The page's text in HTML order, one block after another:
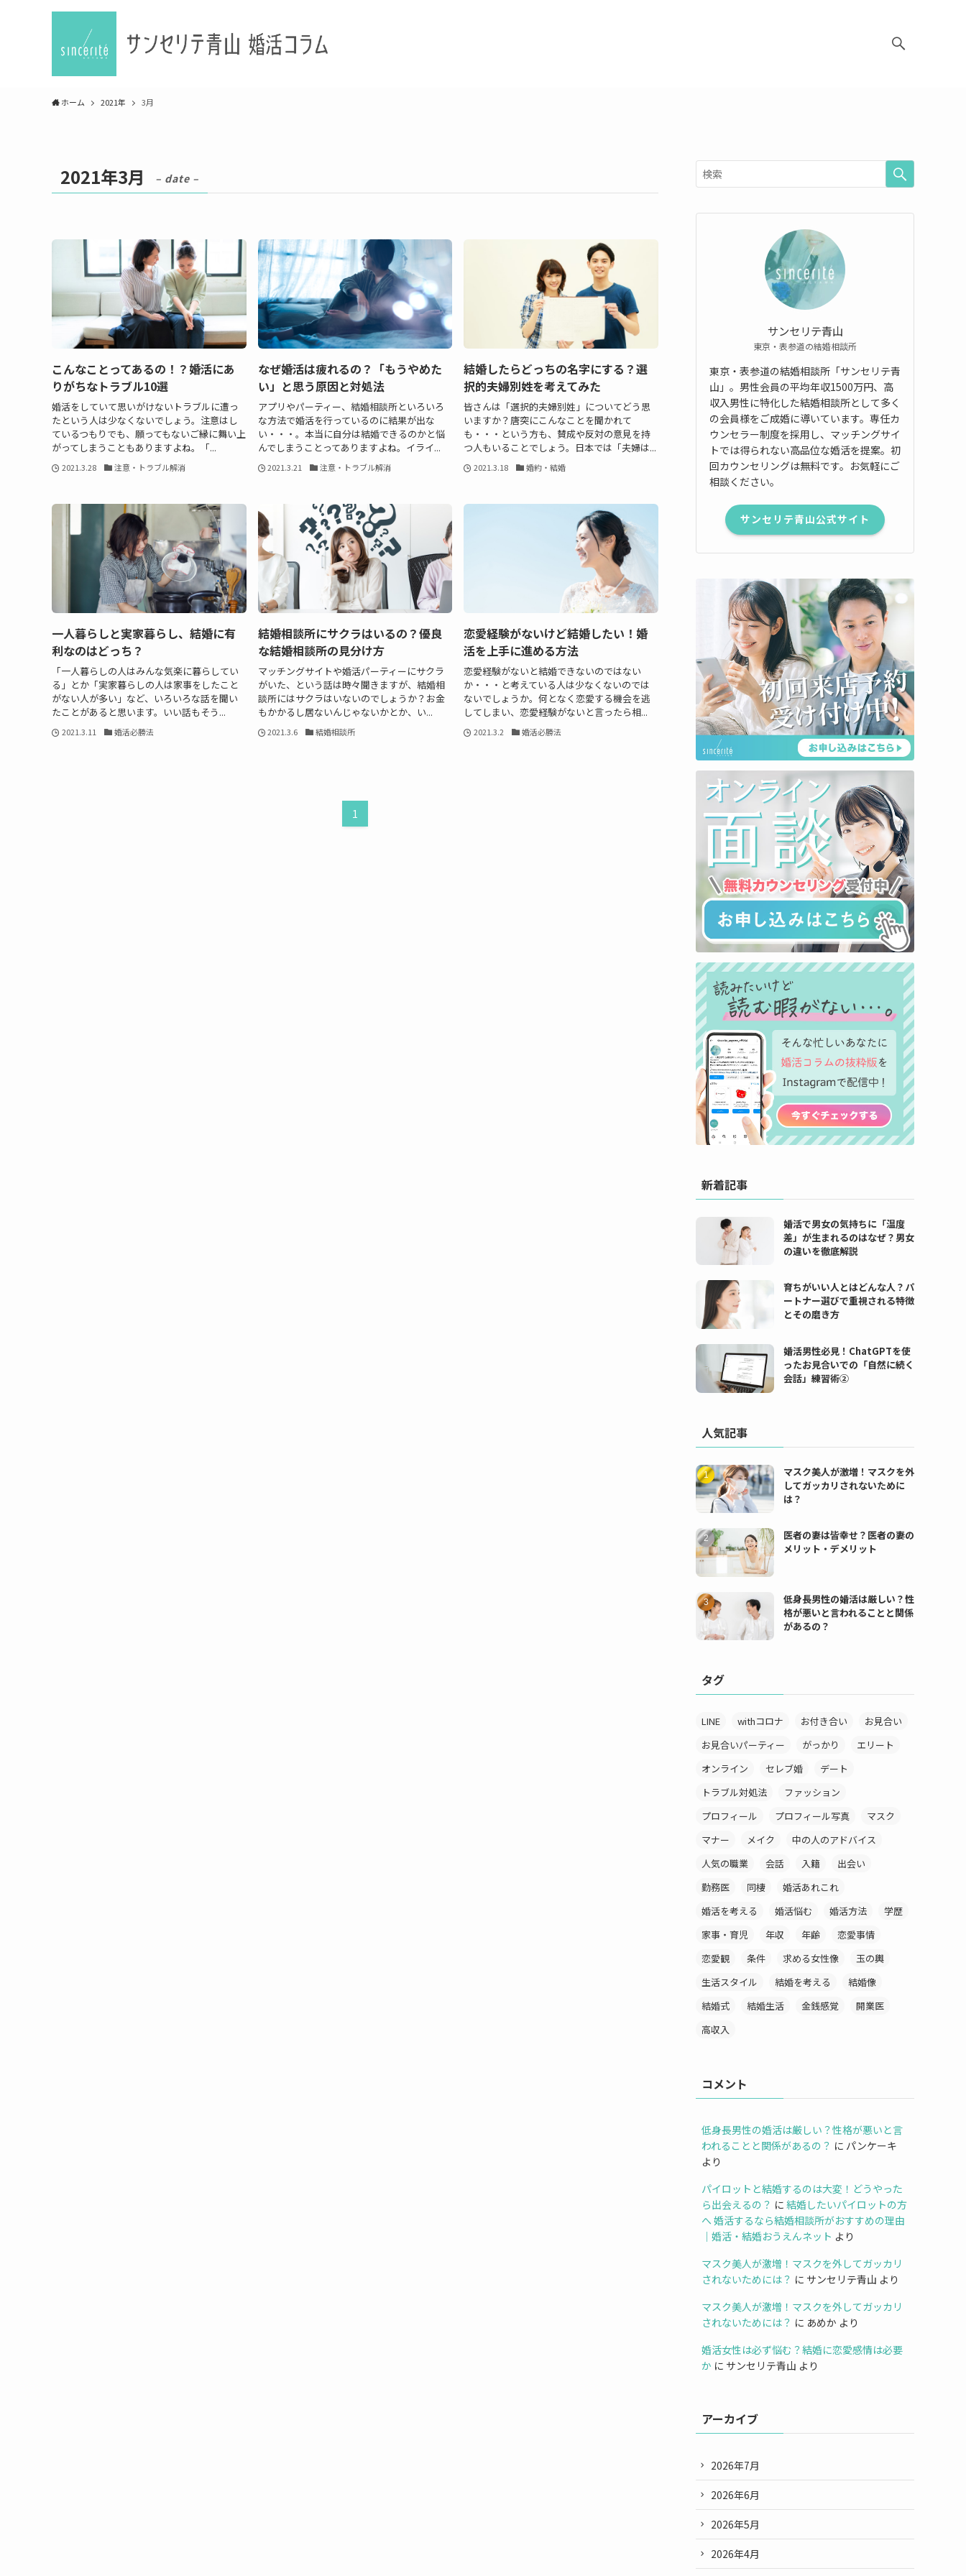
ホーム 2021年 3月
2021年3月 – date –
こんなことってあるの！？婚活にあ
りがちなトラブル10選
婚活をしていて思いがけないトラブルに遭っ
たという人は少なくないでしょう。注意はし
ているつもりでも、願ってもないご縁に舞い上
がってしまうこともありますよね。「...
2021.3.28 注意・トラブル解消
なぜ婚活は疲れるの？「もうやめた
い」と思う原因と対処法
アプリやパーティー、結婚相談所といろいろ
な方法で婚活を行っているのに結果が出な
い・・・。本当に自分は結婚できるのかと悩
んでしまうことってありますよね。イライ...
2021.3.21 注意・トラブル解消
結婚したらどっちの名字にする？選
択的夫婦別姓を考えてみた
皆さんは「選択的夫婦別姓」についてどう思
いますか？唐突にこんなことを聞かれて
も・・・という方も、賛成や反対の意見を持
つ人もいることでしょう。日本では「夫婦は...
2021.3.18 婚約・結婚
一人暮らしと実家暮らし、結婚に有
利なのはどっち？
「一人暮らしの人はみんな気楽に暮らしてい
る」とか「実家暮らしの人は家事をしたこと
がない人が多い」など、いろいろな話を聞い
たことがあると思います。いい話もそう...
2021.3.11 婚活必勝法
結婚相談所にサクラはいるの？優良
な結婚相談所の見分け方
マッチングサイトや婚活パーティーにサクラ
がいた、という話は時々聞きますが、結婚相
談所にはサクラはいないのでしょうか？お金
もかかるし居ないんじゃないかとか、い...
2021.3.6 結婚相談所
恋愛経験がないけど結婚したい！婚
活を上手に進める方法
恋愛経験がないと結婚できないのではない
か・・・と考えている人は少なくないのでは
ないでしょうか。何となく恋愛する機会を逃
してしまい、恋愛経験がないと言ったら相...
2021.3.2 婚活必勝法
1
サンセリテ青山
東京・表参道の結婚相談所
東京・表参道の結婚相談所「サンセリテ青
山」。男性会員の平均年収1500万円、高
収入男性に特化した結婚相談所として多く
の会員様をご成婚に導いています。専任カ
ウンセラー制度を採用し、マッチングサイ
トでは得られない高品位な婚活を提案。初
回カウンセリングは無料です。お気軽にご
相談ください。
サンセリテ青山公式サイト
新着記事
婚活で男女の気持ちに「温度
差」が生まれるのはなぜ？男女
の違いを徹底解説
育ちがいい人とはどんな人？パ
ートナー選びで重視される特徴
とその磨き方
婚活男性必見！ChatGPTを使
ったお見合いでの「自然に続く
会話」練習術②
人気記事
マスク美人が激増！マスクを外
してガッカリされないために
は？
医者の妻は皆幸せ？医者の妻の
メリット・デメリット
低身長男性の婚活は厳しい？性
格が悪いと言われることと関係
があるの？
タグ
LINE withコロナ お付き合い
お見合い
お見合いパーティー
がっかり
エリート
オンライン
セレブ婚
デート
トラブル対処法
ファッション
プロフィール
プロフィール写真
マスク
マナー
メイク
中の人のアドバイス
人気の職業
会話 入籍
出会い
勤務医
同棲
婚活あれこれ
婚活を考える
婚活悩む 婚活方法
学歴
家事・育児
年収 年齢
恋愛事情
恋愛観
条件 求める女性像
玉の輿
生活スタイル
結婚を考える
結婚像
結婚式
結婚生活 金銭感覚
開業医
高収入
コメント
低身長男性の婚活は厳しい？性格が悪いと言
われることと関係があるの？ に パンケーキ
より
パイロットと結婚するのは大変！どうやった
ら出会えるの？ に 結婚したいパイロットの方
へ 婚活するなら結婚相談所がおすすめの理由
｜婚活・結婚おうえんネット より
マスク美人が激増！マスクを外してガッカリ
されないためには？ に サンセリテ青山 より
マスク美人が激増！マスクを外してガッカリ
されないためには？ に あめか より
婚活女性は必ず悩む？結婚に恋愛感情は必要
か に サンセリテ青山 より
アーカイブ
2026年7月
2026年6月
2026年5月
2026年4月